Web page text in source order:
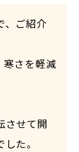
、ご紹介
寒さを軽減
させて開
た。